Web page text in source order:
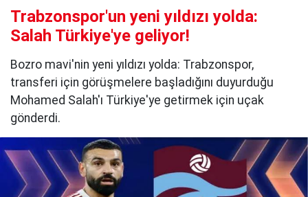
Trabzonspor'un yeni yıldızı yolda:
Salah Türkiye'ye geliyor!
Bozro mavi'nin yeni yıldızı yolda: Trabzonspor,
transferi için görüşmelere başladığını duyurduğu
Mohamed Salah'ı Türkiye'ye getirmek için uçak
gönderdi.